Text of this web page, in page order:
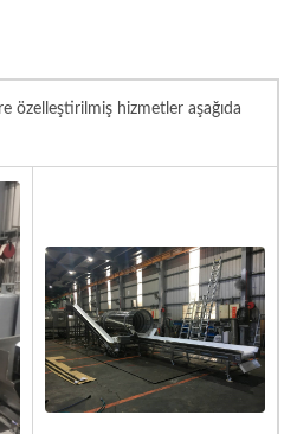
özelleştirilmiş hizmetler aşağıda